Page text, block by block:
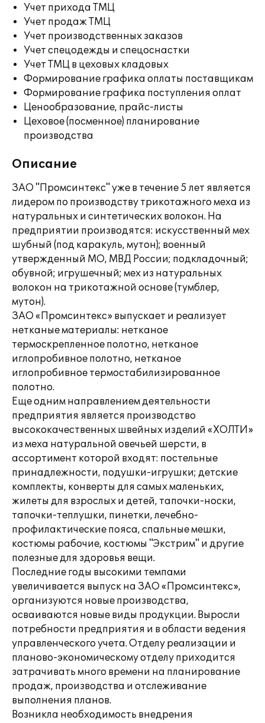
Учет прихода ТМЦ
Учет продаж ТМЦ
Учет производственных заказов
Учет спецодежды и спецоснастки
Учет ТМЦ в цеховых кладовых
Формирование графика оплаты поставщикам
Формирование графика поступления оплат
Ценообразование, прайс-листы
Цеховое (посменное) планирование
производства
Описание
ЗАО "Промсинтекс" уже в течение 5 лет является
лидером по производству трикотажного меха из
натуральных и синтетических волокон. На
предприятии производятся: искусственный мех
шубный (под каракуль, мутон); военный
утвержденный МО, МВД России; подкладочный;
обувной; игрушечный; мех из натуральных
волокон на трикотажной основе (тумблер,
мутон).
ЗАО «Промсинтекс» выпускает и реализует
нетканые материалы: нетканое
термоскрепленное полотно, нетканое
иглопробивное полотно, нетканое
иглопробивное термостабилизированное
полотно.
Еще одним направлением деятельности
предприятия является производство
высококачественных швейных изделий «ХОЛТИ»
из меха натуральной овечьей шерсти, в
ассортимент которой входят: постельные
принадлежности, подушки-игрушки; детские
комплекты, конверты для самых маленьких,
жилеты для взрослых и детей, тапочки-носки,
тапочки-теплушки, пинетки, лечебно-
профилактические пояса, спальные мешки,
костюмы рабочие, костюмы "Экстрим" и другие
полезные для здоровья вещи.
Последние годы высокими темпами
увеличивается выпуск на ЗАО «Промсинтекс»,
организуются новые производства,
осваиваются новые виды продукции. Выросли
потребности предприятия и в области ведения
управленческого учета. Отделу реализации и
планово-экономическому отделу приходится
затрачивать много времени на планирование
продаж, производства и отслеживание
выполнения планов.
Возникла необходимость внедрения